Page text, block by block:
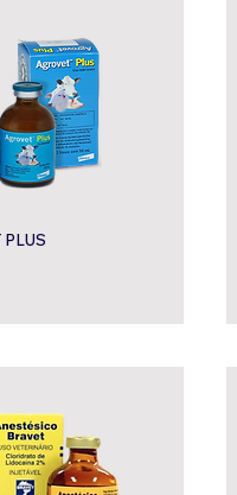
PLUS